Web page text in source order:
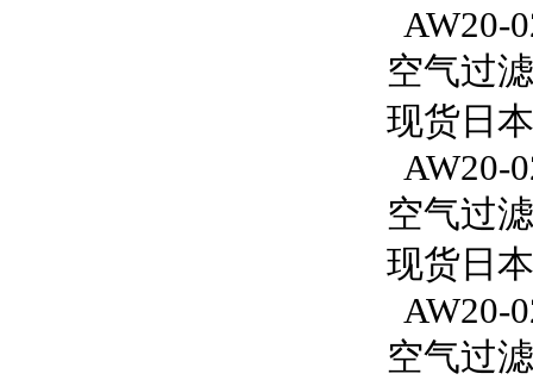
AW20-
空气过
现货日
AW20-
空气过
现货日
AW20-
空气过